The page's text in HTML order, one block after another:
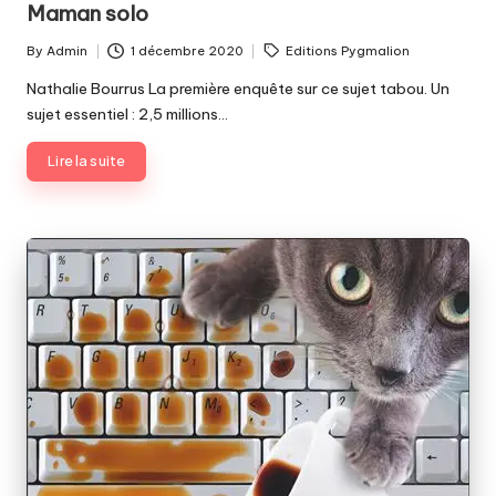
Maman solo
Posted
by
By Admin 1 décembre 2020
Tags: Editions Pygmalion
Nathalie Bourrus La première enquête sur ce sujet tabou. Un
sujet essentiel : 2,5 millions…
Lire la suite